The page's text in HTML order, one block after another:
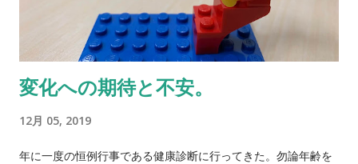
だけでなく選手交代の情報までも他の試合結果を意識すること
はまず無い。4位5位との間には決定的な差が存在していること
を分かってもらえるだろう。 結果的には神に「自分でなんとか
せーよ」と言われているような展開であった。やはり願うだけ
とは言え、今シーズンの観戦成績は三戦三勝となり、疫病神の
役目をようやく終えようとしている（他に移転しただけとも言
変化への期待と不安。
12月 05, 2019
年に一度の恒例行事である健康診断に行ってきた。勿論年齢を